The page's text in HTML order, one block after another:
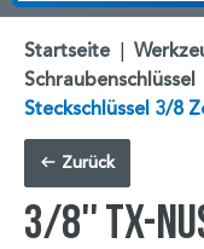
Startseite |
Schraubenschlüssel
Steckschlüssel 3/8
Zurück
3/8'' TX-